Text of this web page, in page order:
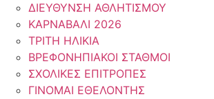
ΔΙΕΥΘΥΝΣΗ ΑΘΛΗΤΙΣΜΟΥ
ΚΑΡΝΑΒΑΛΙ 2026
ΤΡΙΤΗ ΗΛΙΚΙΑ
ΒΡΕΦΟΝΗΠΙΑΚΟΙ ΣΤΑΘΜΟΙ
ΣΧΟΛΙΚΕΣ ΕΠΙΤΡΟΠΕΣ
ΓΙΝΟΜΑΙ ΕΘΕΛΟΝΤΗΣ